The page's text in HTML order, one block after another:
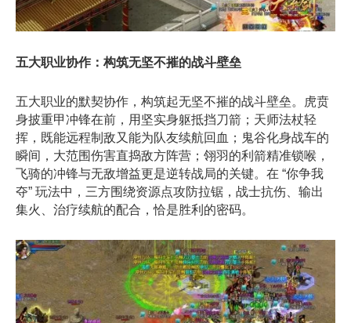
五大职业协作：构筑无坚不摧的战斗壁垒
五大职业的默契协作，构筑起无坚不摧的战斗壁垒。虎贲
身披重甲冲锋在前，用坚实身躯抵挡刀箭；天师法杖轻
挥，既能远程制敌又能为队友续航回血；鬼谷化身战车的
瞬间，大范围伤害直捣敌方阵营；翎羽的利箭精准锁喉，
飞骑的冲锋与无敌增益更是逆转战局的关键。在 “你争我
夺” 玩法中，三方围绕资源点攻防拉锯，战士抗伤、输出
集火、治疗续航的配合，恰是胜利的密码。​